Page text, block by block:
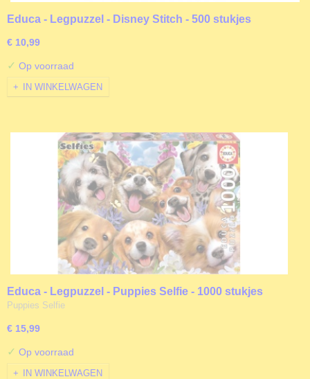
Educa - Legpuzzel - Disney Stitch - 500 stukjes
€ 10,99
✓ Op voorraad
IN WINKELWAGEN
Educa - Legpuzzel - Puppies Selfie - 1000 stukjes
Puppies Selfie
€ 15,99
✓ Op voorraad
IN WINKELWAGEN